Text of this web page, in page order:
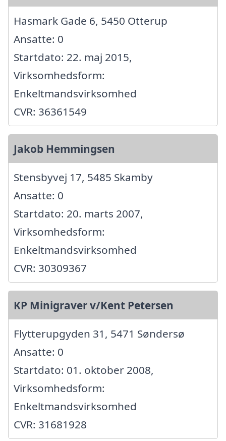
Hasmark Gade 6, 5450 Otterup
Ansatte: 0
Startdato: 22. maj 2015,
Virksomhedsform:
Enkeltmandsvirksomhed
CVR: 36361549
Jakob Hemmingsen
Stensbyvej 17, 5485 Skamby
Ansatte: 0
Startdato: 20. marts 2007,
Virksomhedsform:
Enkeltmandsvirksomhed
CVR: 30309367
KP Minigraver v/Kent Petersen
Flytterupgyden 31, 5471 Søndersø
Ansatte: 0
Startdato: 01. oktober 2008,
Virksomhedsform:
Enkeltmandsvirksomhed
CVR: 31681928